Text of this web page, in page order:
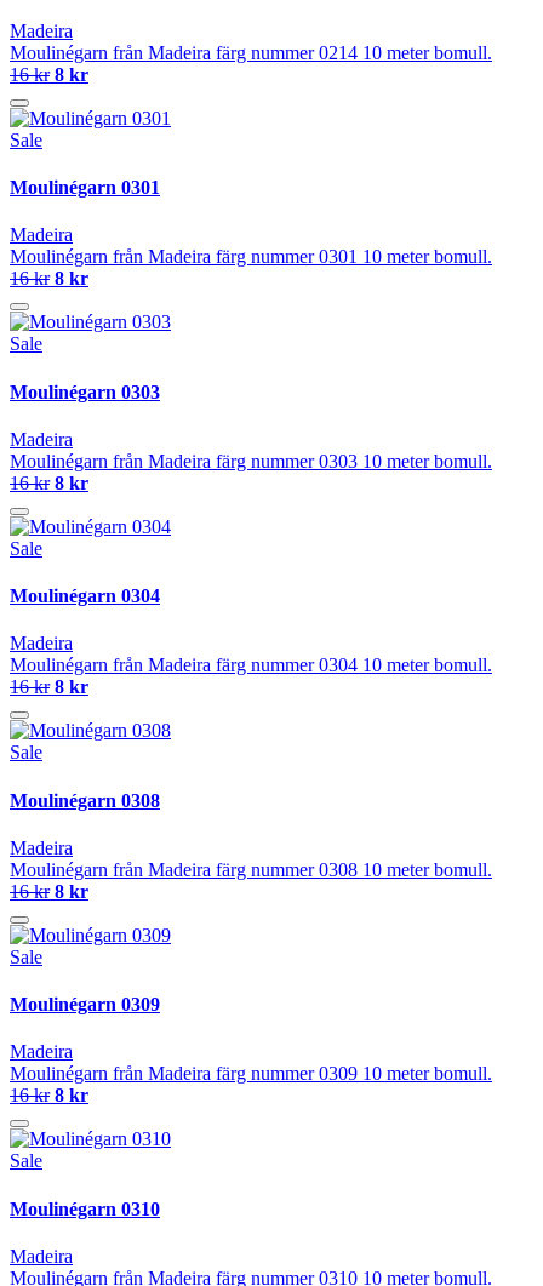
Madeira
Moulinégarn från Madeira färg nummer 0214 10 meter bomull.
16 kr 8 kr
Sale
Moulinégarn 0301
Madeira
Moulinégarn från Madeira färg nummer 0301 10 meter bomull.
16 kr 8 kr
Sale
Moulinégarn 0303
Madeira
Moulinégarn från Madeira färg nummer 0303 10 meter bomull.
16 kr 8 kr
Sale
Moulinégarn 0304
Madeira
Moulinégarn från Madeira färg nummer 0304 10 meter bomull.
16 kr 8 kr
Sale
Moulinégarn 0308
Madeira
Moulinégarn från Madeira färg nummer 0308 10 meter bomull.
16 kr 8 kr
Sale
Moulinégarn 0309
Madeira
Moulinégarn från Madeira färg nummer 0309 10 meter bomull.
16 kr 8 kr
Sale
Moulinégarn 0310
Madeira
Moulinégarn från Madeira färg nummer 0310 10 meter bomull.